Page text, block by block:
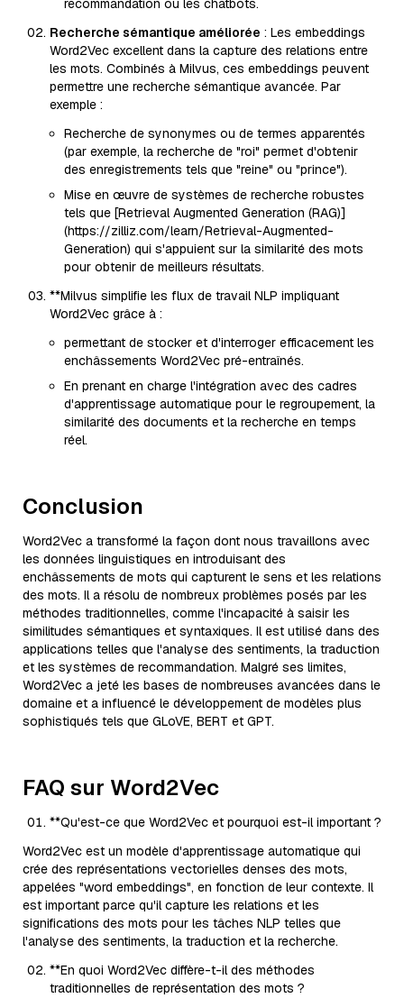
recommandation ou les chatbots.
Recherche sémantique améliorée : Les embeddings
Word2Vec excellent dans la capture des relations entre
les mots. Combinés à Milvus, ces embeddings peuvent
permettre une recherche sémantique avancée. Par
exemple :
Recherche de synonymes ou de termes apparentés
(par exemple, la recherche de "roi" permet d'obtenir
des enregistrements tels que "reine" ou "prince").
Mise en œuvre de systèmes de recherche robustes
tels que [Retrieval Augmented Generation (RAG)]
(https://zilliz.com/learn/Retrieval-Augmented-
Generation) qui s'appuient sur la similarité des mots
pour obtenir de meilleurs résultats.
**Milvus simplifie les flux de travail NLP impliquant
Word2Vec grâce à :
permettant de stocker et d'interroger efficacement les
enchâssements Word2Vec pré-entraînés.
En prenant en charge l'intégration avec des cadres
d'apprentissage automatique pour le regroupement, la
similarité des documents et la recherche en temps
réel.
Conclusion
Word2Vec a transformé la façon dont nous travaillons avec
les données linguistiques en introduisant des
enchâssements de mots qui capturent le sens et les relations
des mots. Il a résolu de nombreux problèmes posés par les
méthodes traditionnelles, comme l'incapacité à saisir les
similitudes sémantiques et syntaxiques. Il est utilisé dans des
applications telles que l'analyse des sentiments, la traduction
et les systèmes de recommandation. Malgré ses limites,
Word2Vec a jeté les bases de nombreuses avancées dans le
domaine et a influencé le développement de modèles plus
sophistiqués tels que GLoVE, BERT et GPT.
FAQ sur Word2Vec
**Qu'est-ce que Word2Vec et pourquoi est-il important ?
Word2Vec est un modèle d'apprentissage automatique qui
crée des représentations vectorielles denses des mots,
appelées "word embeddings", en fonction de leur contexte. Il
est important parce qu'il capture les relations et les
significations des mots pour les tâches NLP telles que
l'analyse des sentiments, la traduction et la recherche.
**En quoi Word2Vec diffère-t-il des méthodes
traditionnelles de représentation des mots ?